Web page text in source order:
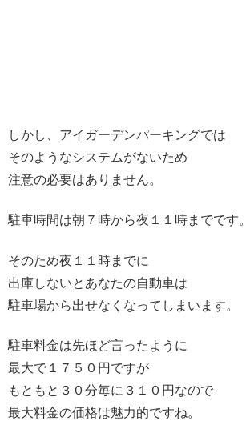
しかし、アイガーデンパーキングでは
そのようなシステムがないため
注意の必要はありません。
駐車時間は朝７時から夜１１時までです。
そのため夜１１時までに
出庫しないとあなたの自動車は
駐車場から出せなくなってしまいます。
駐車料金は先ほど言ったように
最大で１７５０円ですが
もともと３０分毎に３１０円なので
最大料金の価格は魅力的ですね。